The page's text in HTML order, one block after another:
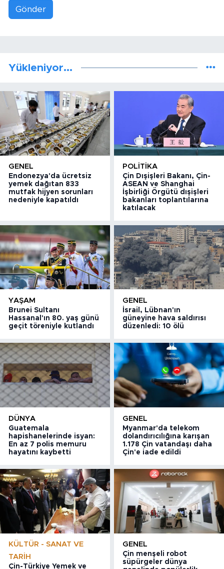
Gönder
Yükleniyor...
GENEL
Endonezya'da ücretsiz
yemek dağıtan 833
mutfak hijyen sorunları
nedeniyle kapatıldı
POLITIKA
Çin Dışişleri Bakanı, Çin-
ASEAN ve Shanghai
İşbirliği Örgütü dışişleri
bakanları toplantılarına
katılacak
YAŞAM
Brunei Sultanı
Hassanal'ın 80. yaş günü
geçit töreniyle kutlandı
GENEL
İsrail, Lübnan'ın
güneyine hava saldırısı
düzenledi: 10 ölü
DÜNYA
Guatemala
hapishanelerinde isyan:
En az 7 polis memuru
hayatını kaybetti
GENEL
Myanmar'da telekom
dolandırıcılığına karışan
1.178 Çin vatandaşı daha
Çin'e iade edildi
KÜLTÜR - SANAT VE
TARIH
Çin-Türkiye Yemek ve
GENEL
Çin menşeli robot
süpürgeler dünya